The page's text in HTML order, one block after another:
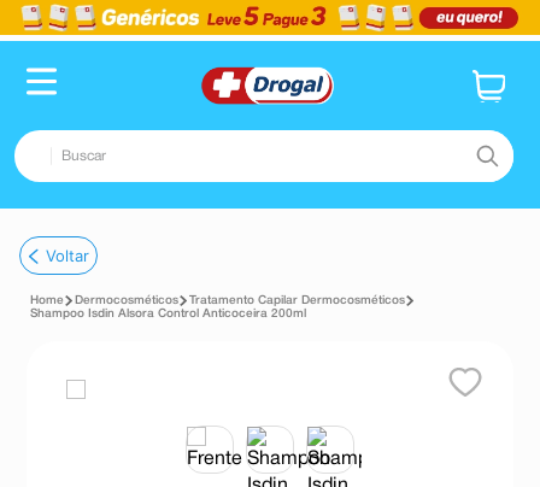
Buscar
1º fralda
2º dipirona
tadalafila
Voltar
Dermocosméticos
Tratamento Capilar Dermocosméticos
Shampoo Isdin Alsora Control Anticoceira 200ml